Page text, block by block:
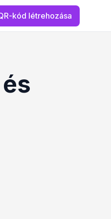
kód létrehozása